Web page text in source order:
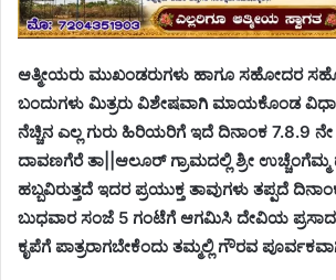
ಆತ್ಮೀಯರು ಮುಖಂಡರುಗಳು ಹಾಗೂ ಸಹೋದರ
ಬಂದುಗಳು ಮಿತ್ರರು ವಿಶೇಷವಾಗಿ ಮಾಯಕೊಂಡ
ನೆಚ್ಚಿನ ಎಲ್ಲ ಗುರು ಹಿರಿಯರಿಗೆ ಇದೆ ದಿನಾಂಕ 7.8.9
ದಾವಣಗೆರೆ ತಾ||ಆಲೂರ್ ಗ್ರಾಮದಲ್ಲಿ ಶ್ರೀ
ಹಬ್ಬವಿರುತ್ತದೆ ಇದರ ಪ್ರಯುಕ್ತ ತಾವುಗಳು ತಪ್ಪದೆ
ಬುಧವಾರ ಸಂಜೆ 5 ಗಂಟೆಗೆ ಆಗಮಿಸಿ ದೇವಿಯ
ಕೃಪೆಗೆ ಪಾತ್ರರಾಗಬೇಕೆಂದು ತಮ್ಮಲ್ಲಿ ಗೌರವ